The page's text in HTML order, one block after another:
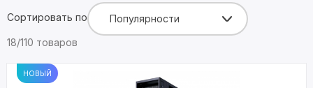
Сортировать по
Популярности
18/110 товаров
НОВЫЙ